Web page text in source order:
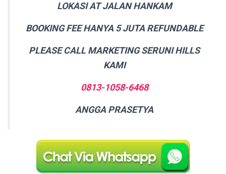
LOKASI AT JALAN HANKAM
BOOKING FEE HANYA 5 JUTA REFUNDABLE
PLEASE CALL MARKETING SERUNI HILLS
KAMI
0813-1058-6468
ANGGA PRASETYA